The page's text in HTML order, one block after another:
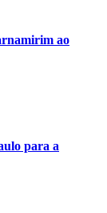
ao
para a